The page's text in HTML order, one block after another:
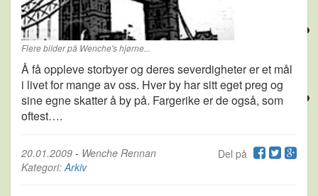
Flere bilder på Wenche's hjørne...
Å få oppleve storbyer og deres severdigheter er et mål
i livet for mange av oss. Hver by har sitt eget preg og
sine egne skatter å by på. Fargerike er de også, som
oftest….
Del på
20.01.2009 - Wenche Rennan
Kategori: Arkiv